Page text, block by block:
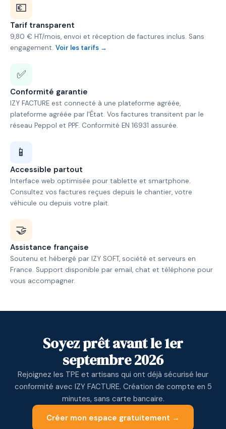
💶
Tarif transparent
9,80 € HT/mois, envoi et réception de factures inclus. Sans
engagement. Voir les tarifs →
✅
Conformité garantie
IZY FACTURE est connecté à une plateforme agréée,
plateforme agréée par l'État. Vos factures transitent par le
réseau Peppol et PPF. Conformité EN 16931 assurée.
📱
Accessible partout
Interface web optimisée pour tablette et smartphone.
Consultez vos factures reçues depuis le chantier, votre
véhicule ou depuis votre plait.
🤝
Assistance française
Soutenu et hébergé par IZY SOFT, société et serveurs en
France. Support disponible par email, chat et téléphone pour
vous accompagner.
Soyez prêt avant le 1er
septembre 2026
Rejoignez les TPE et artisans qui ont déjà sécurisé leur
conformité avec IZY FACTURE. Création de compte en 5
minutes, sans carte bancaire.
Créer mon espace gratuitement →